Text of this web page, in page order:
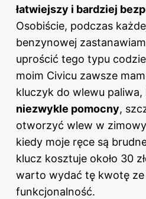
łatwiejszy i bardziej
Osobiście, podczas
benzynowej
uprościć tego typu
moim Civicu zawsze
kluczyk do wlewu paliwa,
niezwykle pomocny,
otworzyć wlew w
kiedy moje ręce są
klucz kosztuje około 30
warto wydać tę kwotę ze
funkcjonalność.